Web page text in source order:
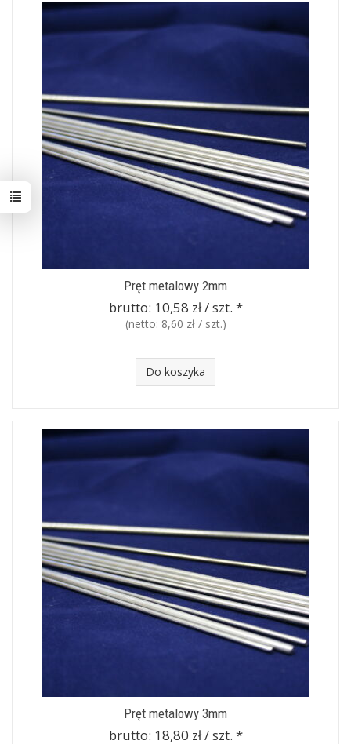
Pręt metalowy 2mm
brutto: 10,58 zł / szt. *
(netto: 8,60 zł / szt.)
Do koszyka
Pręt metalowy 3mm
brutto: 18,80 zł / szt. *